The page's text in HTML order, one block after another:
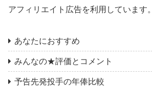
アフィリエイト広告を利用しています。
あなたにおすすめ
みんなの★評価とコメント
予告先発投手の年俸比較